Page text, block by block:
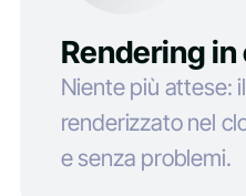
Rendering in
Niente più attese:
renderizzato nel
e senza problemi.